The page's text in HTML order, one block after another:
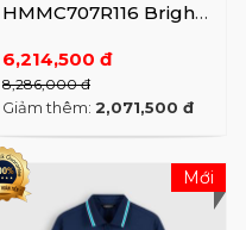
HMMC707R116 Bright
6,214,500 đ
8,286,000 đ
Giảm thêm: 2,071,500 đ
Mới